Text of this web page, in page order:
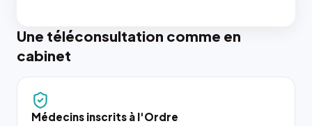
Une téléconsultation comme en
cabinet
Médecins inscrits à l'Ordre